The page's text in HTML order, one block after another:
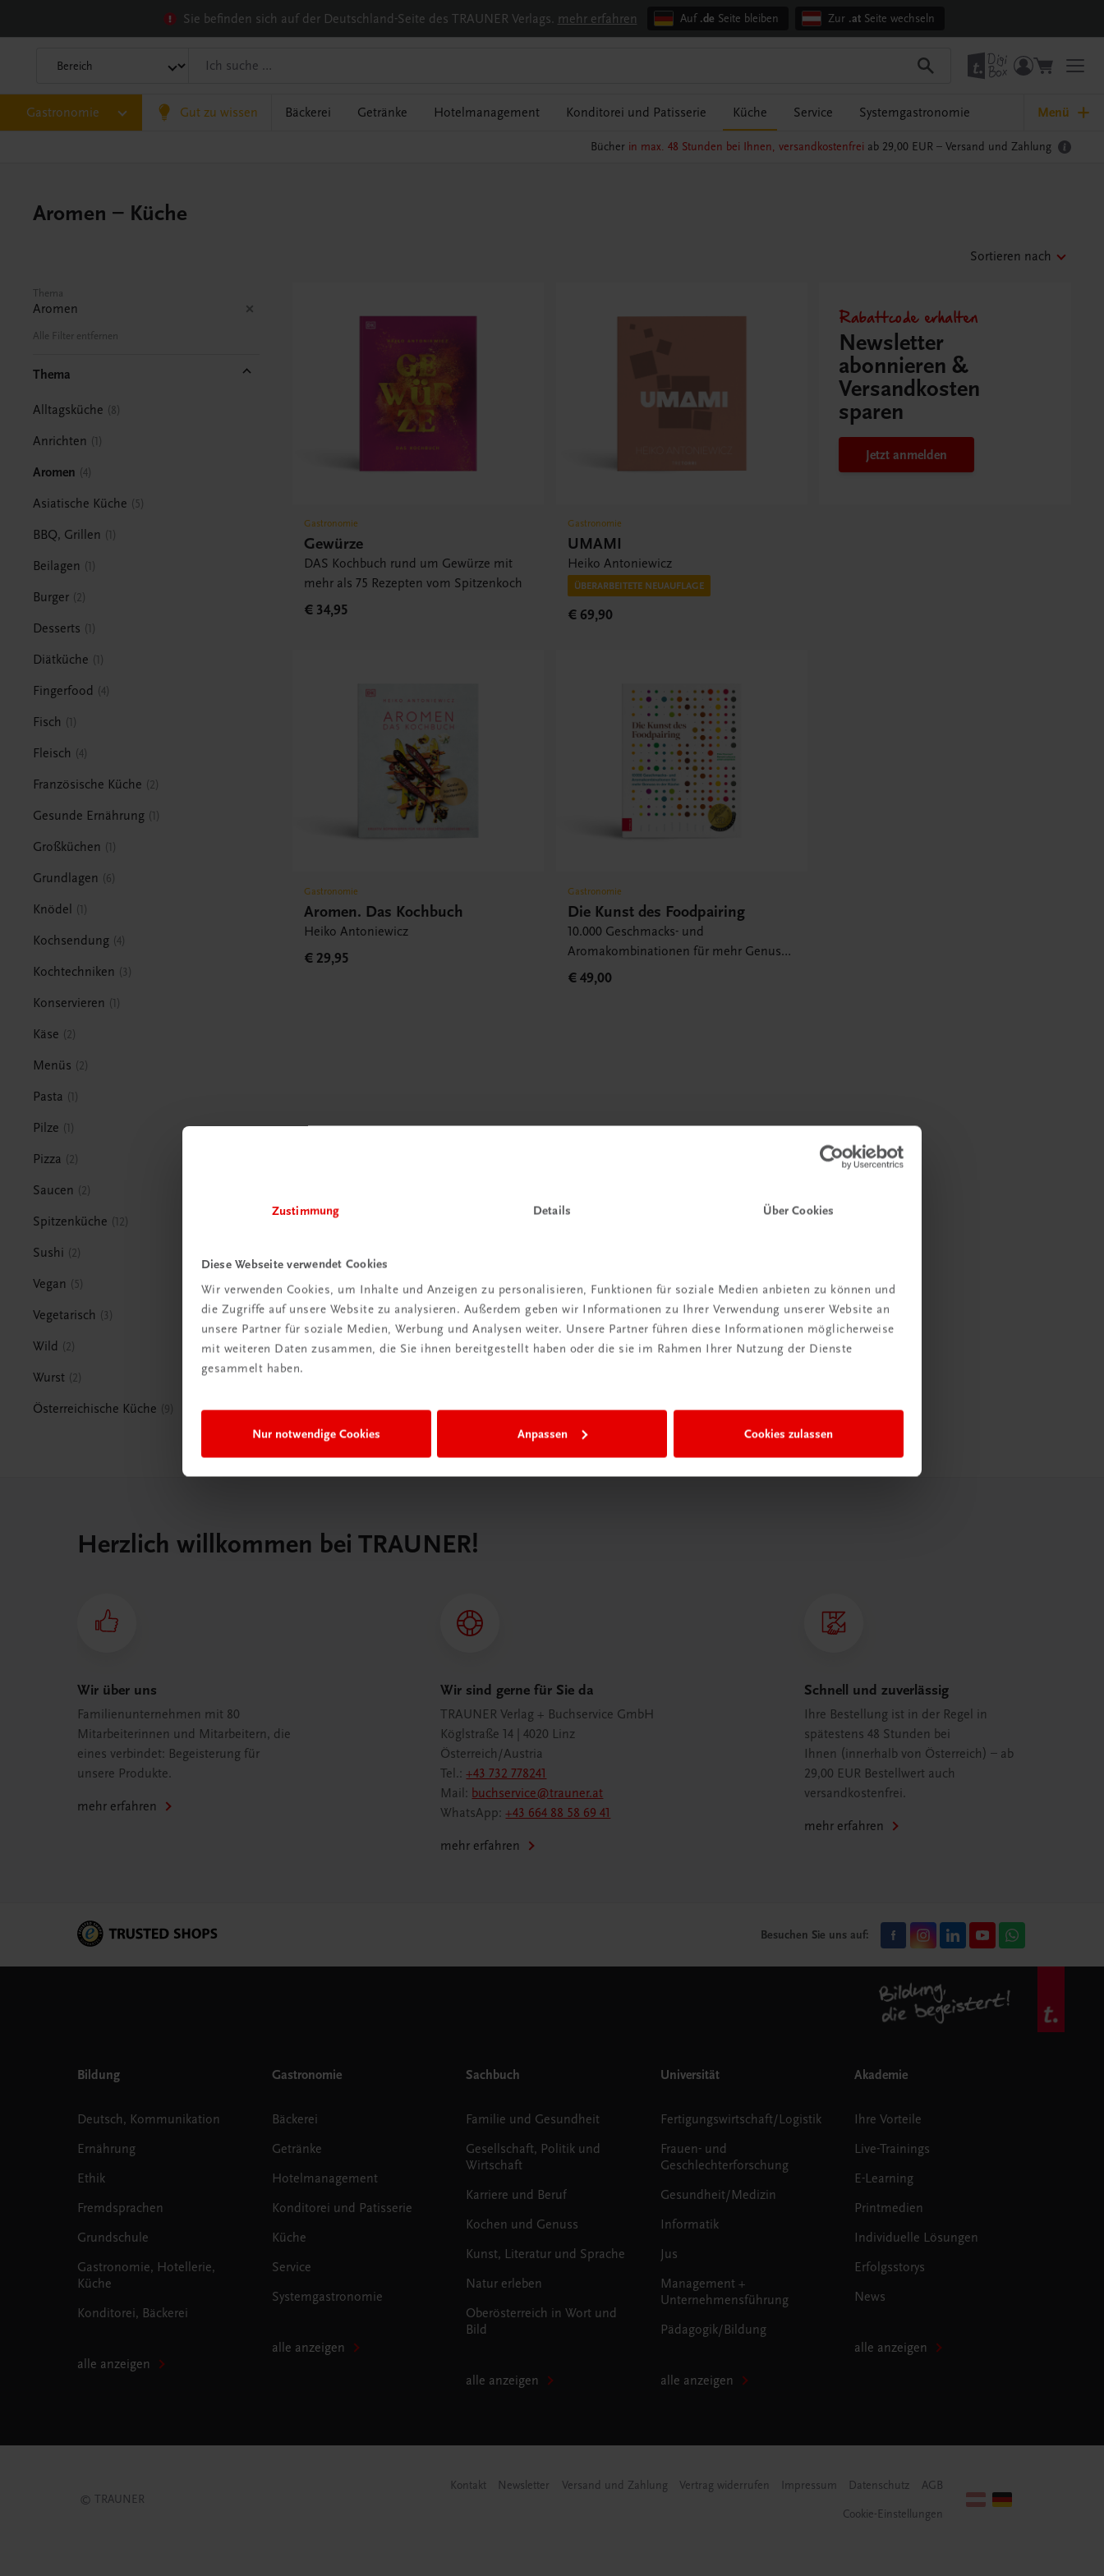
Zustimmung Details Über Cookies
Diese Webseite verwendet Cookies
Wir verwenden Cookies, um Inhalte und Anzeigen zu personalisieren, Funktionen für soziale Medien anbieten zu können und
die Zugriffe auf unsere Website zu analysieren. Außerdem geben wir Informationen zu Ihrer Verwendung unserer Website an
unsere Partner für soziale Medien, Werbung und Analysen weiter. Unsere Partner führen diese Informationen möglicherweise
mit weiteren Daten zusammen, die Sie ihnen bereitgestellt haben oder die sie im Rahmen Ihrer Nutzung der Dienste
gesammelt haben.
Nur notwendige Cookies Anpassen Cookies zulassen
Sie befinden sich auf der Deutschland-Seite des TRAUNER Verlags. mehr erfahren Auf .de Seite bleiben Zur .atSeite wechseln
Gastronomie Gut zu wissen Bäckerei Getränke Hotelmanagement Konditorei und Patisserie Küche Service Systemgastronomie Menü
Bücher in max. 48 Stunden bei Ihnen, versandkostenfrei ab 29,00 EUR – Versand und Zahlung
Aromen – Küche
Sortieren nach
Thema
Aromen
Alle Filter entfernen
Thema
Alltagsküche 8
Anrichten 1
Aromen 4
Asiatische Küche 5
BBQ, Grillen 1
Beilagen 1
Burger 2
Desserts 1
Diätküche 1
Fingerfood 4
Fisch 1
Fleisch 4
Französische Küche 2
Gesunde Ernährung 1
Großküchen 1
Grundlagen 6
Knödel 1
Kochsendung 4
Kochtechniken 3
Konservieren 1
Käse 2
Menüs 2
Pasta 1
Pilze 1
Pizza 2
Saucen 2
Spitzenküche 12
Sushi 2
Vegan 5
Vegetarisch 3
Wild 2
Wurst 2
Österreichische Küche 9
Gastronomie
Gewürze
DAS Kochbuch rund um Gewürze mit
mehr als 75 Rezepten vom Spitzenkoch
€ 34,95
Gastronomie
UMAMI
Heiko Antoniewicz
ÜBERARBEITETE NEUAUFLAGE
€ 69,90
Rabattcode erhalten
Newsletter
abonnieren &
Versandkosten
sparen
Jetzt anmelden
Gastronomie
Aromen. Das Kochbuch
Heiko Antoniewicz
€ 29,95
Gastronomie
Die Kunst des Foodpairing
10.000 Geschmacks- und
Aromakombinationen für mehr Genuss
in der Küche
€ 49,00
Herzlich willkommen bei TRAUNER!
Wir über uns
Familienunternehmen mit 80
Mitarbeiterinnen und Mitarbeitern, die
eines verbindet: Begeisterung für
unsere Produkte.
mehr erfahren
Wir sind gerne für Sie da
TRAUNER Verlag + Buchservice GmbH
Köglstraße 14 | 4020 Linz
Österreich/Austria
Tel.:+43 732 778241
Mail: buchservice@trauner.at
WhatsApp:+43 664 88 58 69 41
mehr erfahren
Schnell und zuverlässig
Ihre Bestellung ist in der Regel in
spätestens 48 Stunden bei
Ihnen (innerhalb von Österreich) – ab
29,00 EUR Bestellwert auch
versandkostenfrei.
mehr erfahren
Besuchen Sie uns auf:
Bildung
Deutsch, Kommunikation
Ernährung
Ethik
Fremdsprachen
Grundschule
Gastronomie, Hotellerie,
Küche
Konditorei, Bäckerei
alle anzeigen
Gastronomie
Bäckerei
Getränke
Hotelmanagement
Konditorei und Patisserie
Küche
Service
Systemgastronomie
alle anzeigen
Sachbuch
Familie und Gesundheit
Gesellschaft, Politik und
Wirtschaft
Karriere und Beruf
Kochen und Genuss
Kunst, Literatur und Sprache
Natur erleben
Oberösterreich in Wort und
Bild
alle anzeigen
Universität
Fertigungswirtschaft/Logistik
Frauen- und
Geschlechterforschung
Gesundheit/Medizin
Informatik
Jus
Management +
Unternehmensführung
Pädagogik/Bildung
alle anzeigen
Akademie
Ihre Vorteile
Live-Trainings
E-Learning
Printmedien
Individuelle Lösungen
Erfolgsstorys
News
alle anzeigen
© TRAUNER
Kontakt Newsletter Versand und Zahlung Vertrag widerrufen Impressum Datenschutz AGB
Cookie-Einstellungen